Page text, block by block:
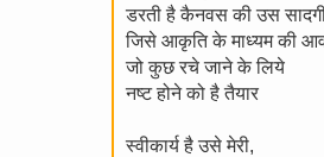
डरती है कैनवस की उस
जिसे आकृति के माध्यम की
जो कुछ रचे जाने के लिये
नष्ट होने को है तैयार
स्वीकार्य है उसे मेरी,